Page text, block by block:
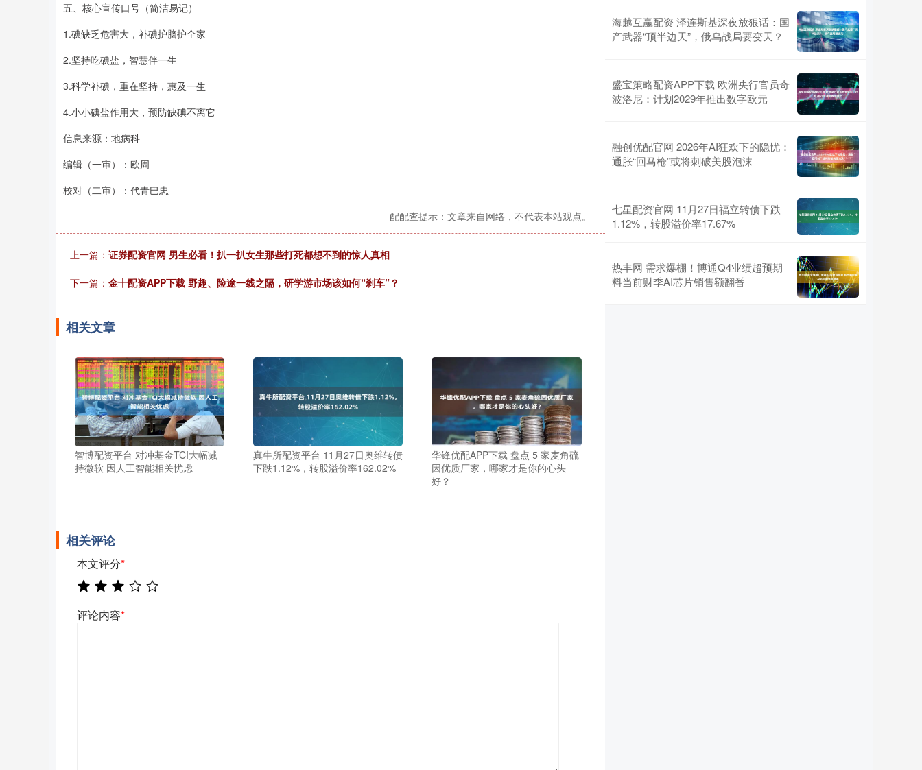
五、核心宣传口号（简洁易记）
1.碘缺乏危害大，补碘护脑护全家
2.坚持吃碘盐，智慧伴一生
3.科学补碘，重在坚持，惠及一生
4.小小碘盐作用大，预防缺碘不离它
信息来源：地病科
编辑（一审）：欧周
校对（二审）：代青巴忠
配配查提示：文章来自网络，不代表本站观点。
上一篇： 证券配资官网 男生必看！扒一扒女生那些打死都想不到的惊人真相
下一篇： 金十配资APP下载 野趣、险途一线之隔，研学游市场该如何“刹车”？
相关文章
智博配资平台 对冲基金TCI大幅减
持微软 因人工智能相关忧虑
真牛所配资平台 11月27日奥维转债
下跌1.12%，转股溢价率162.02%
华锋优配APP下载 盘点 5 家麦角硫
因优质厂家，哪家才是你的心头
好？
相关评论
本文评分*
评论内容*
海越互赢配资 泽连斯基深夜放狠话：国
产武器“顶半边天”，俄乌战局要变天？
盛宝策略配资APP下载 欧洲央行官员奇
波洛尼：计划2029年推出数字欧元
融创优配官网 2026年AI狂欢下的隐忧：
通胀“回马枪”或将刺破美股泡沫
七星配资官网 11月27日福立转债下跌
1.12%，转股溢价率17.67%
热丰网 需求爆棚！博通Q4业绩超预期
料当前财季AI芯片销售额翻番